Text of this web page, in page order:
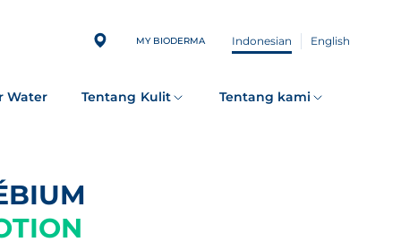
MY BIODERMA Indonesian English
Water Tentang Kulit Tentang kami